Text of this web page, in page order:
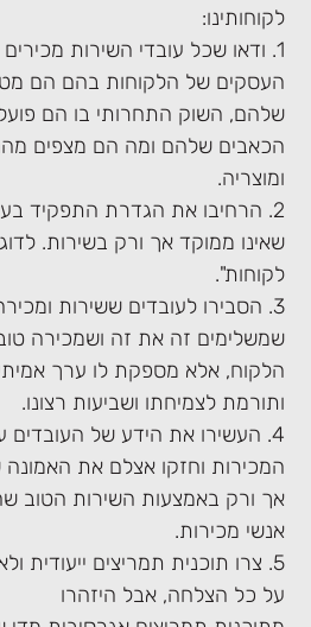
לקוחותינו:
1. ודאו שכל עובדי השירות
העסקים של הלקוחות בהם הם
שלהם, השוק התחרותי בו הם
הכאבים שלהם ומה הם מצפים
ומוצריה.
2. הרחיבו את הגדרת התפקיד
שאינו ממוקד אך ורק בשירות.
לקוחות".
3. הסבירו לעובדים ששירות
שמשלימים זה את זה ושמכירה
הלקוח, אלא מספקת לו ערך
ותורמת לצמיחתו ושביעות רצונו.
4. העשירו את הידע של העובדים
המכירות וחזקו אצלם את
אך ורק באמצעות השירות הטוב
אנשי מכירות.
5. צרו תוכנית תמריצים ייעודית
על כל הצלחה, אבל היזהרו